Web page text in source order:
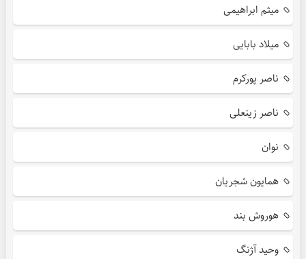
میثم ابراهیمی
میلاد بابایی
ناصر پورکرم
ناصر زینعلی
نوان
همایون شجریان
هوروش بند
وحید آژنگ